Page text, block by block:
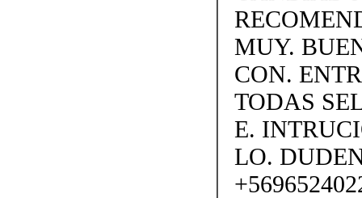
MUY.
CON.
TODAS
E.
LO.